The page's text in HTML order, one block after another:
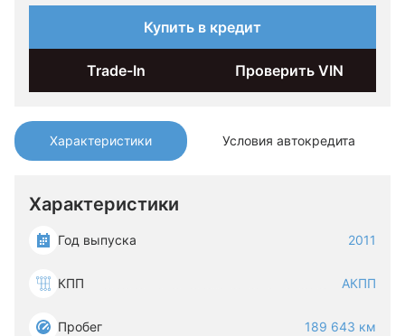
Характеристики Условия автокредита
Характеристики
Год выпуска 2011
КПП АКПП
Пробег 189 643 км
Купить в кредит
Trade-In Проверить VIN